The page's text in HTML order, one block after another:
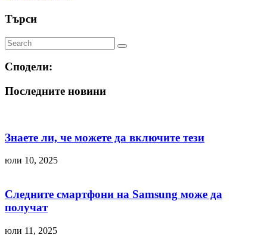
Търси
Сподели:
Последните новини
Знаете ли, че можете да включите тези
юли 10, 2025
Следните смартфони на Samsung може да
получат
юли 11, 2025